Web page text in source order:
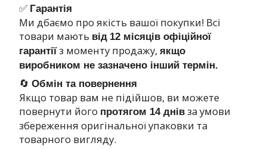
✅ Гарантія
Ми дбаємо про якість вашої покупки! Всі
товари мають від 12 місяців офіційної
гарантії з моменту продажу, якщо
виробником не зазначено інший термін.
🔄 Обмін та повернення
Якщо товар вам не підійшов, ви можете
повернути його протягом 14 днів за умови
збереження оригінальної упаковки та
товарного вигляду.